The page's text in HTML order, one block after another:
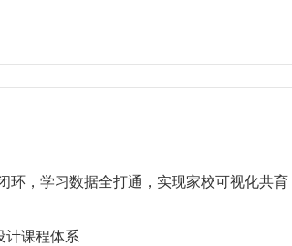
环，学习数据全打通，实现家校可视化共育
计课程体系